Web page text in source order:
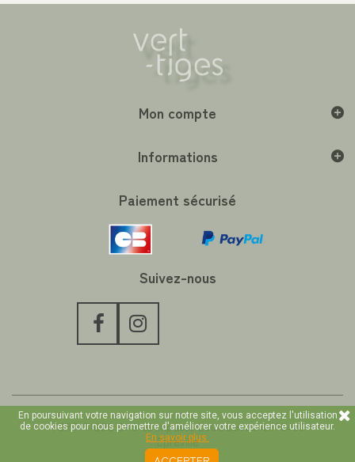
Mon compte
Informations
Paiement sécurisé
Suivez-nous
VERT-TIGES SAS 62 impasse Louis Levacher 76400
Epreville
En poursuivant votre navigation sur notre site, vous acceptez l'utilisation
de cookies pour nous permettre d'améliorer votre expérience utilisateur.
En savoir plus.